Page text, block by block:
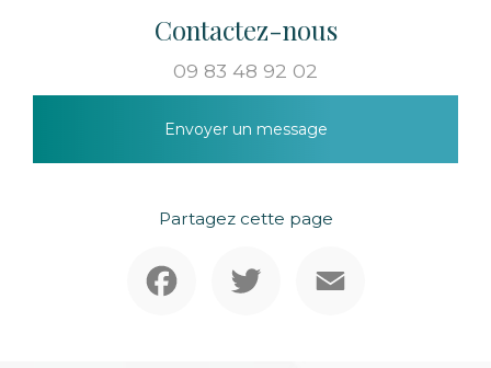
Contactez-nous
09 83 48 92 02
Envoyer un message
Partagez cette page